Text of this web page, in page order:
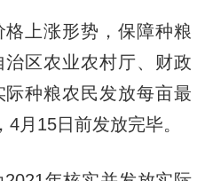
上涨形势，保障种粮
区农业农村厅、财政
种粮农民发放每亩最
月15日前发放完毕。